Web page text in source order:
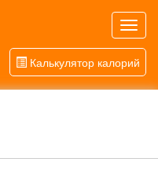
Калькулятор калорий